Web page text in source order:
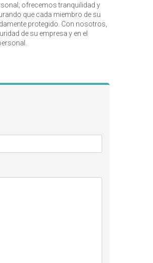
ofrecemos tranquilidad y
que cada miembro de su
protegido. Con nosotros,
de su empresa y en el